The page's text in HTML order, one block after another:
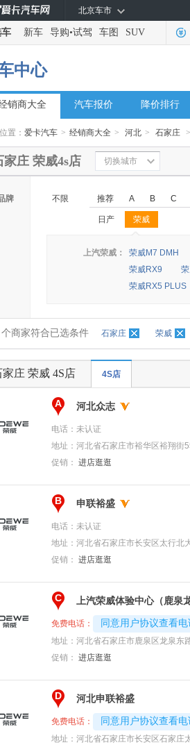
北京车市
新车 导购•试驾 车图 SUV
中心
销商大全 汽车报价 降价排行
置： 爱卡汽车 > 经销商大全 > 河北 > 石家庄 >
家庄 荣威4s店 切换城市
牌 不限 推荐 A B C
日产 荣威
◆
◆
上汽荣威： 荣威M7 DMH
荣威RX9
荣威RX5 PLUS
个商家符合已选条件 石家庄 荣威
家庄 荣威 4S店 4S店
A 河北众志
电话： 未认证
地址： 河北省石家庄市裕华区裕翔街
促销： 进店逛逛
B 申联裕盛
电话： 未认证
地址： 河北省石家庄市长安区太行北
促销： 进店逛逛
C 上汽荣威体验中心（鹿泉
免费电话： 同意用户协议查看电
4008194313-6529
地址： 河北省石家庄市鹿泉区龙泉东
促销： 进店逛逛
D 河北申联裕盛
免费电话： 同意用户协议查看电
4008194313-6585
地址： 河北省石家庄市长安区石家庄